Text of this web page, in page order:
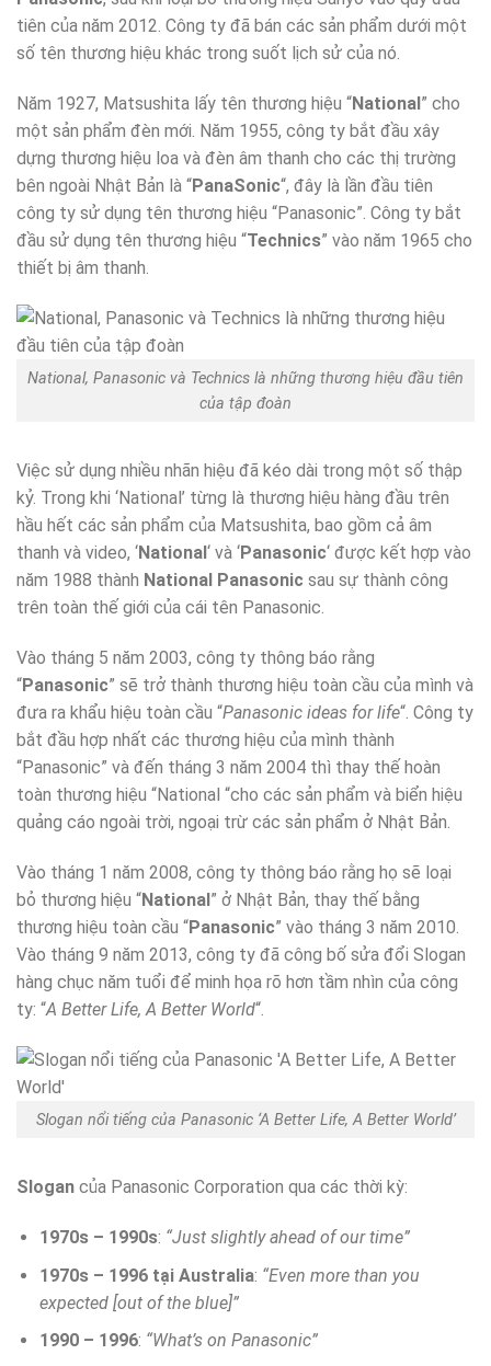
tiên của năm 2012. Công ty đã bán các sản phẩm dưới một
số tên thương hiệu khác trong suốt lịch sử của nó.
Năm 1927, Matsushita lấy tên thương hiệu “National ” cho
một sản phẩm đèn mới. Năm 1955, công ty bắt đầu xây
dựng thương hiệu loa và đèn âm thanh cho các thị trường
bên ngoài Nhật Bản là “PanaSonic“, đây là lần đầu tiên
công ty sử dụng tên thương hiệu “Panasonic”. Công ty bắt
đầu sử dụng tên thương hiệu “Technics” vào năm 1965 cho
thiết bị âm thanh.
National, Panasonic và Technics là những thương hiệu đầu tiên
của tập đoàn
Việc sử dụng nhiều nhãn hiệu đã kéo dài trong một số thập
kỷ. Trong khi ‘National’ từng là thương hiệu hàng đầu trên
hầu hết các sản phẩm của Matsushita, bao gồm cả âm
thanh và video, ‘National ‘ và ‘Panasonic‘ được kết hợp vào
năm 1988 thành National Panasonic sau sự thành công
trên toàn thế giới của cái tên Panasonic.
Vào tháng 5 năm 2003, công ty thông báo rằng
“Panasonic” sẽ trở thành thương hiệu toàn cầu của mình và
đưa ra khẩu hiệu toàn cầu “Panasonic ideas for life“. Công ty
bắt đầu hợp nhất các thương hiệu của mình thành
“Panasonic” và đến tháng 3 năm 2004 thì thay thế hoàn
toàn thương hiệu “National “cho các sản phẩm và biển hiệu
quảng cáo ngoài trời, ngoại trừ các sản phẩm ở Nhật Bản.
Vào tháng 1 năm 2008, công ty thông báo rằng họ sẽ loại
bỏ thương hiệu “National” ở Nhật Bản, thay thế bằng
thương hiệu toàn cầu “Panasonic” vào tháng 3 năm 2010.
Vào tháng 9 năm 2013, công ty đã công bố sửa đổi Slogan
hàng chục năm tuổi để minh họa rõ hơn tầm nhìn của công
ty: “A Better Life, A Better World“.
Slogan nổi tiếng của Panasonic ‘A Better Life, A Better World’
Slogan của Panasonic Corporation qua các thời kỳ:
1970s – 1990s: “Just slightly ahead of our time”
1970s – 1996 tại Australia: “Even more than you
expected [out of the blue]”
1990 – 1996: “What’s on Panasonic”